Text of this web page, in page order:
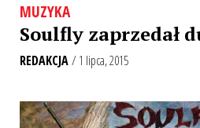
MUZYKA
Soulfly zaprzedał
REDAKCJA/ 1 lipca, 2015